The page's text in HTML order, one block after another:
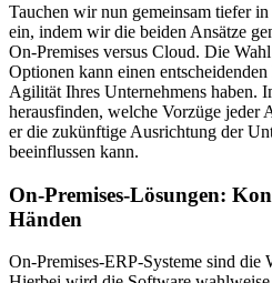
Tauchen wir nun gemeinsam tiefer
ein, indem wir die beiden Ansätze
On-Premises versus Cloud. Die
Optionen kann einen
Agilität Ihres Unternehmens haben.
herausfinden, welche Vorzüge jeder
er die zukünftige Ausrichtung der
beeinflussen kann.
On-Premises-Lösungen:
Händen
On-Premises-ERP-Systeme sind die